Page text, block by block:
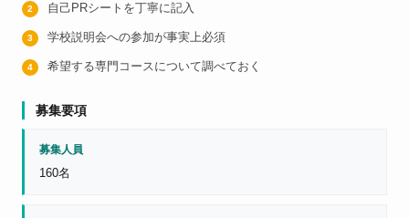
自己PRシートを丁寧に記入
学校説明会への参加が事実上必須
希望する専門コースについて調べておく
募集要項
募集人員
160名